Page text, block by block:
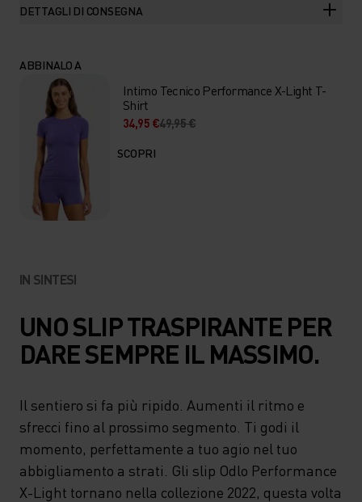
DETTAGLI DI CONSEGNA
ABBINALO A
Intimo Tecnico Performance X-Light T-
Shirt
34,95 €49,95 €
SCOPRI
IN SINTESI
UNO SLIP TRASPIRANTE PER
DARE SEMPRE IL MASSIMO.
Il sentiero si fa più ripido. Aumenti il ritmo e
sfrecci fino al prossimo segmento. Ti godi il
momento, perfettamente a tuo agio nel tuo
abbigliamento a strati. Gli slip Odlo Performance
X-Light tornano nella collezione 2022, questa volta